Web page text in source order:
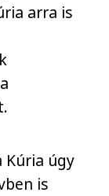
arra is
Kúria úgy
is